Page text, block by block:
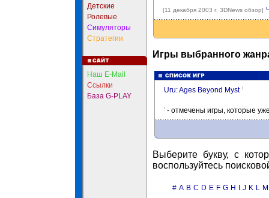
Детские
Ролевые
Симуляторы
Стратегии
Наш E-Mail
Ссылки
База G-PLAY
[11 декабря 2003 г. 3DNews обзор]
Игры выбранного
Uru: Ages Beyond Myst !
!- отмечены игры, которые
Выберите букву, с
воспользуйтесь
# A B C D E F G H J K L M